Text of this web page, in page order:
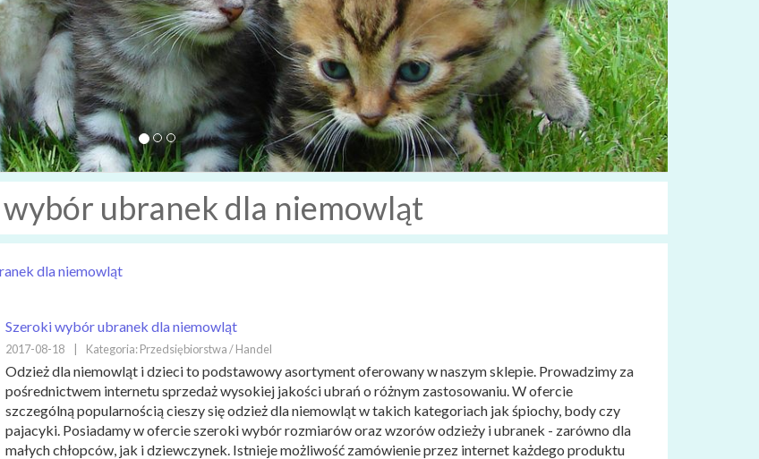
ubranek dla niemowląt
dla niemowląt
Szeroki wybór ubranek dla niemowląt
2017-08-18 | Kategoria: Przedsiębiorstwa / Handel
Odzież dla niemowląt i dzieci to podstawowy asortyment oferowany w naszym sklepie. Prowadzimy za
pośrednictwem internetu sprzedaż wysokiej jakości ubrań o różnym zastosowaniu. W ofercie
szczególną popularnością cieszy się odzież dla niemowląt w takich kategoriach jak śpiochy, body czy
pajacyki. Posiadamy w ofercie szeroki wybór rozmiarów oraz wzorów odzieży i ubranek - zarówno dla
małych chłopców, jak i dziewczynek. Istnieje możliwość zamówienie przez internet każdego produktu